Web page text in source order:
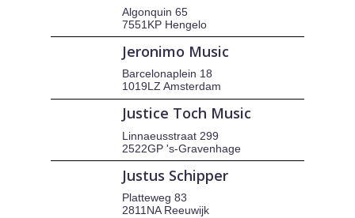
Algonquin 65
7551KP Hengelo
Jeronimo Music
Barcelonaplein 18
1019LZ Amsterdam
Justice Toch Music
Linnaeusstraat 299
2522GP 's-Gravenhage
Justus Schipper
Platteweg 83
2811NA Reeuwijk